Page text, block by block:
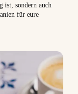
ist, sondern auch
für eure